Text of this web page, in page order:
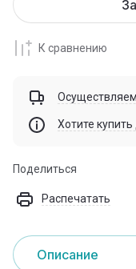
К сравнению
Хотите
Поделиться
Распечатать
Описание